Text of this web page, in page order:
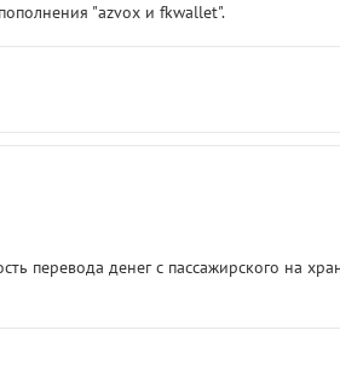
"azvox и fkwallet".
перевода денег с пассажирского на